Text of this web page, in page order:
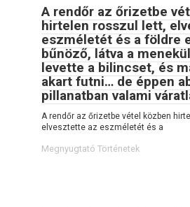
A rendőr az őrizetbe
hirtelen rosszul lett,
eszméletét és a földre
bűnöző, látva a
levette a bilincset, és
akart futni… de éppen
pillanatban valami
A rendőr az őrizetbe vétel közben
elvesztette az eszméletét és a
Megnyugtató Történetek